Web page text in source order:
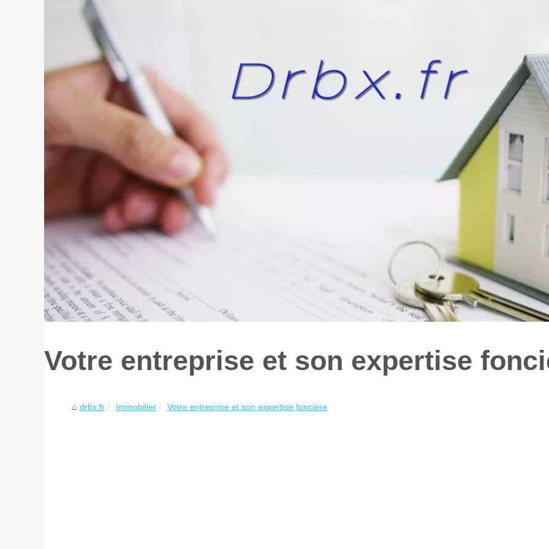
Votre entreprise et son expertise
drbx.fr Immobilier Votre entreprise et son expertise foncière